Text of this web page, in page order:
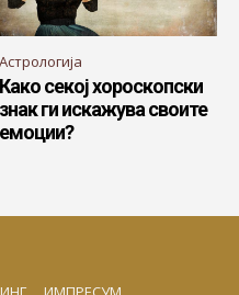
Астрологија
Како секој хороскопски
знак ги искажува своите
емоции?